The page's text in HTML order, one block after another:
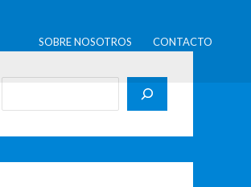
SOBRE NOSOTROS CONTACTO
a
r